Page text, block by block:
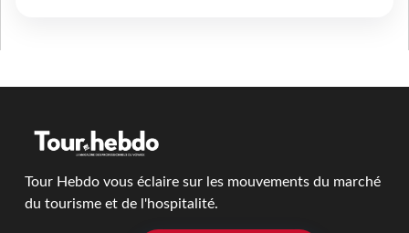
Tour Hebdo vous éclaire sur les mouvements du marché
du tourisme et de l'hospitalité.